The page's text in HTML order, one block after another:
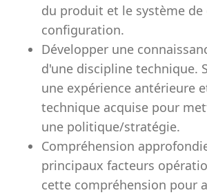
du produit et le système
configuration.
Développer une
d'une discipline technique.
une expérience antérieure
technique acquise pour
une politique/stratégie.
Compréhension
principaux facteurs
cette compréhension pour